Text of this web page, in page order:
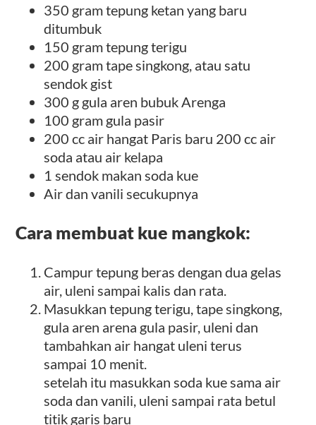
350 gram tepung ketan yang baru
ditumbuk
150 gram tepung terigu
200 gram tape singkong, atau satu
sendok gist
300 g gula aren bubuk Arenga
100 gram gula pasir
200 cc air hangat Paris baru 200 cc air
soda atau air kelapa
1 sendok makan soda kue
Air dan vanili secukupnya
Cara membuat kue mangkok:
Campur tepung beras dengan dua gelas
air, uleni sampai kalis dan rata.
Masukkan tepung terigu, tape singkong,
gula aren arena gula pasir, uleni dan
tambahkan air hangat uleni terus
sampai 10 menit.
setelah itu masukkan soda kue sama air
soda dan vanili, uleni sampai rata betul
titik garis baru